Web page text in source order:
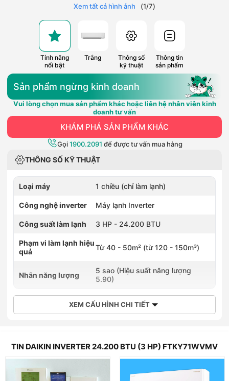
Xem tất cả hình ảnh (1/7)
Tính năng
nổi bật
Trắng
Thông số
kỹ thuật
Thông tin
sản phẩm
Sản phẩm ngừng kinh doanh
Vui lòng chọn mua sản phẩm khác hoặc liên hệ nhân viên kinh
doanh tư vấn
KHÁM PHÁ SẢN PHẨM KHÁC
Gọi1900.2091 để được tư vấn mua hàng
THÔNG SỐ KỸ THUẬT
Loại máy 1 chiều (chỉ làm lạnh)
Công nghệ inverter Máy lạnh Inverter
Công suất làm lạnh 3 HP - 24.200 BTU
Phạm vi làm lạnh hiệu
quả
Từ 40 - 50m² (từ 120 - 150m³)
Nhãn năng lượng
5 sao (Hiệu suất năng lượng
5.90)
XEM CẤU HÌNH CHI TIẾT
TIN DAIKIN INVERTER 24.200 BTU (3 HP) FTKY71WVMV